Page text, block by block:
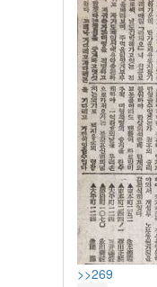
>>269